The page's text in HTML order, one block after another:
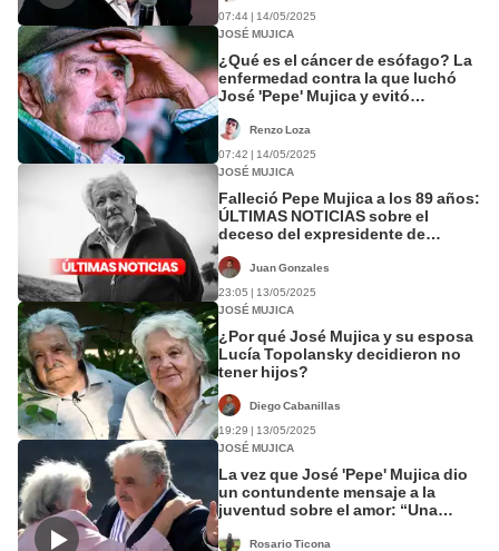
07:44 | 14/05/2025
JOSÉ MUJICA
¿Qué es el cáncer de esófago? La
enfermedad contra la que luchó
José 'Pepe' Mujica y evitó
Renzo Loza
07:42 | 14/05/2025
JOSÉ MUJICA
Falleció Pepe Mujica a los 89 años:
ÚLTIMAS NOTICIAS sobre el
deceso del expresidente de
Juan Gonzales
23:05 | 13/05/2025
JOSÉ MUJICA
¿Por qué José Mujica y su esposa
Lucía Topolansky decidieron no
tener hijos?
Diego Cabanillas
19:29 | 13/05/2025
JOSÉ MUJICA
La vez que José 'Pepe' Mujica dio
un contundente mensaje a la
juventud sobre el amor: “Una
Rosario Ticona